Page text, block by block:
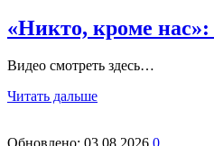
«Никто, кроме
Видео смотреть здесь…
Читать дальше